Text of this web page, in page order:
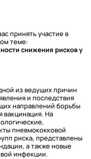
принять участие в
теме:
снижения рисков у
из ведущих причин
и последствия
направлений борьбы
вакцинация. На
пневмококковой
риска, представлены
а также новые
инфекции.